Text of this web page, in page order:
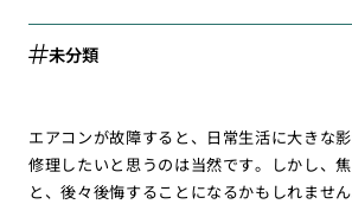
未分類
エアコンが故障すると、日常生活に大きな
修理したいと思うのは当然です。しかし、
と、後々後悔することになるかもしれませ